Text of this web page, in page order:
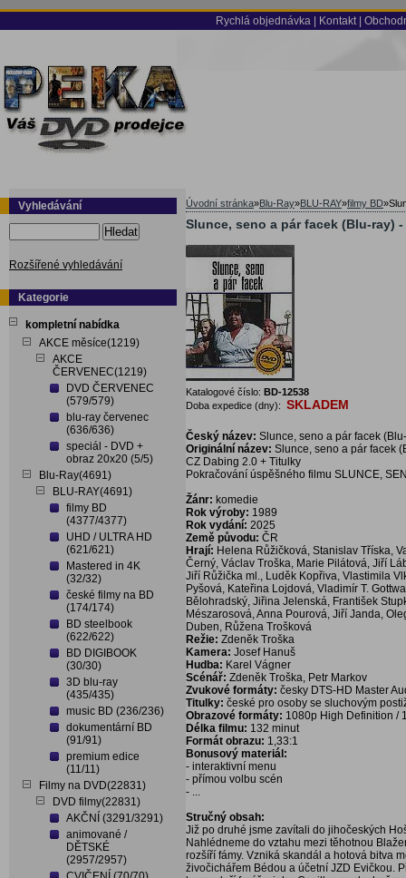
Rychlá objednávka Kontakt
Vyhledávání
Hledat
Rozšířené vyhledávání
Kategorie
kompletní nabídka
AKCE měsíce(1219)
AKCE
ČERVENEC(1219)
DVD ČERVENEC
(579/579)
blu-ray červenec
(636/636)
speciál - DVD +
obraz 20x20 (5/5)
Blu-Ray(4691)
BLU-RAY(4691)
filmy BD
(4377/4377)
UHD / ULTRA HD
(621/621)
Mastered in 4K
(32/32)
české filmy na BD
(174/174)
BD steelbook
(622/622)
BD DIGIBOOK
(30/30)
3D blu-ray
(435/435)
music BD (236/236)
dokumentární BD
(91/91)
premium edice
(11/11)
Filmy na DVD(22831)
DVD filmy(22831)
AKČNÍ (3291/3291)
animované /
DĚTSKÉ
(2957/2957)
Úvodní stránka»Blu-Ray»BLU-RAY»filmy BD»
Slunce, seno a pár facek (Blu-ray)
Katalogové číslo: BD-12538
Doba expedice (dny): SKLADEM
Český název: Slunce, seno a pár facek
Originální název: Slunce, seno a pár facek
CZ Dabing 2.0 + Titulky
Pokračování úspěšného filmu SLUNCE,
Žánr: komedie
Rok výroby: 1989
Rok vydání: 2025
Země původu: ČR
Hrají: Helena Růžičková, Stanislav Tříska,
Černý, Václav Troška, Marie Pilátová, Jiří
Jiří Růžička ml., Luděk Kopřiva, Vlastimila
Pyšová, Kateřina Lojdová, Vladimír T.
Bělohradský, Jiřina Jelenská, František
Mészarosová, Anna Pourová, Jiří Janda,
Duben, Růžena Trošková
Režie: Zdeněk Troška
Kamera: Josef Hanuš
Hudba: Karel Vágner
Scénář: Zdeněk Troška, Petr Markov
Zvukové formáty: česky DTS-HD Master
Titulky: české pro osoby se sluchovým
Obrazové formáty: 1080p High Definition /
Délka filmu: 132 minut
Formát obrazu: 1,33:1
Bonusový materiál:
- interaktivní menu
- přímou volbu scén
- ...
Stručný obsah:
Již po druhé jsme zavítali do jihočeských
Nahlédneme do vztahu mezi těhotnou
rozšíří fámy. Vzniká skandál a hotová bitva
živočichářem Bédou a účetní JZD Evičkou.